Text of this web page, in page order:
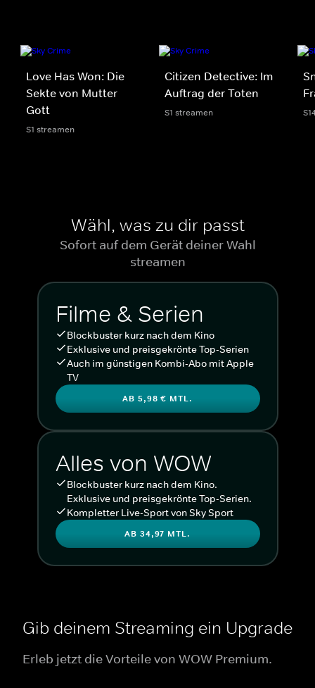
Love Has Won: Die
Sekte von Mutter
Gott
S1 streamen
Citizen Detective: Im
Auftrag der Toten
S1 streamen
Wähl, was zu dir passt
Sofort auf dem Gerät deiner Wahl
streamen
Filme & Serien
Blockbuster kurz nach dem Kino
Exklusive und preisgekrönte Top-Serien
Auch im günstigen Kombi-Abo mit Apple
TV
AB 5,98 € MTL.
Alles von WOW
Blockbuster kurz nach dem Kino.
Exklusive und preisgekrönte Top-Serien.
Kompletter Live-Sport von Sky Sport
AB 34,97 MTL.
Gib deinem Streaming ein Upgrade
Erleb jetzt die Vorteile von WOW Premium.